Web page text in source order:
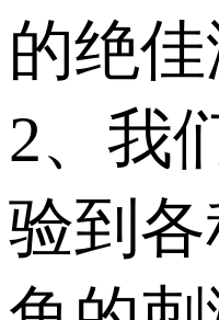
的绝佳
2、我
验到